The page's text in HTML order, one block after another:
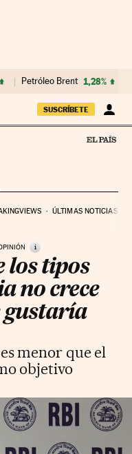
Petróleo Brent 1,28%
SUSCRÍBETE
ÚLTIMAS NOTICIAS
i
los tipos
no crece
gustaría
menor que el
objetivo